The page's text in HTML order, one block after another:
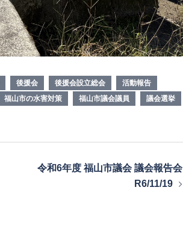
後援会 後援会設立総会
活動報告
福山市の水害対策 福山市議会議員 議会選挙
令和6年度 福山市議会 議会報告会
R6/11/19